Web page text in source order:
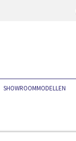
SHOWROOMMODELLEN